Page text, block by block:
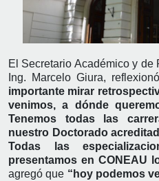
El Secretario Académico y
Ing. Marcelo Giura,
importante mirar
venimos, a dónde
Tenemos todas las
nuestro Doctorado
Todas las
presentamos en CONEAU
agregó que “hoy podemos